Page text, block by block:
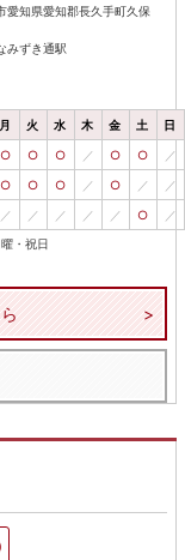
愛知県愛知郡長久手町久保
みずき通駅
月 火 水 木 金 土 日
○ ○ ○ ／ ○ ○ ／
○ ○ ○ ／ ○ ／ ／
／ ／ ／ ／ ／ ○ ／
・祝日